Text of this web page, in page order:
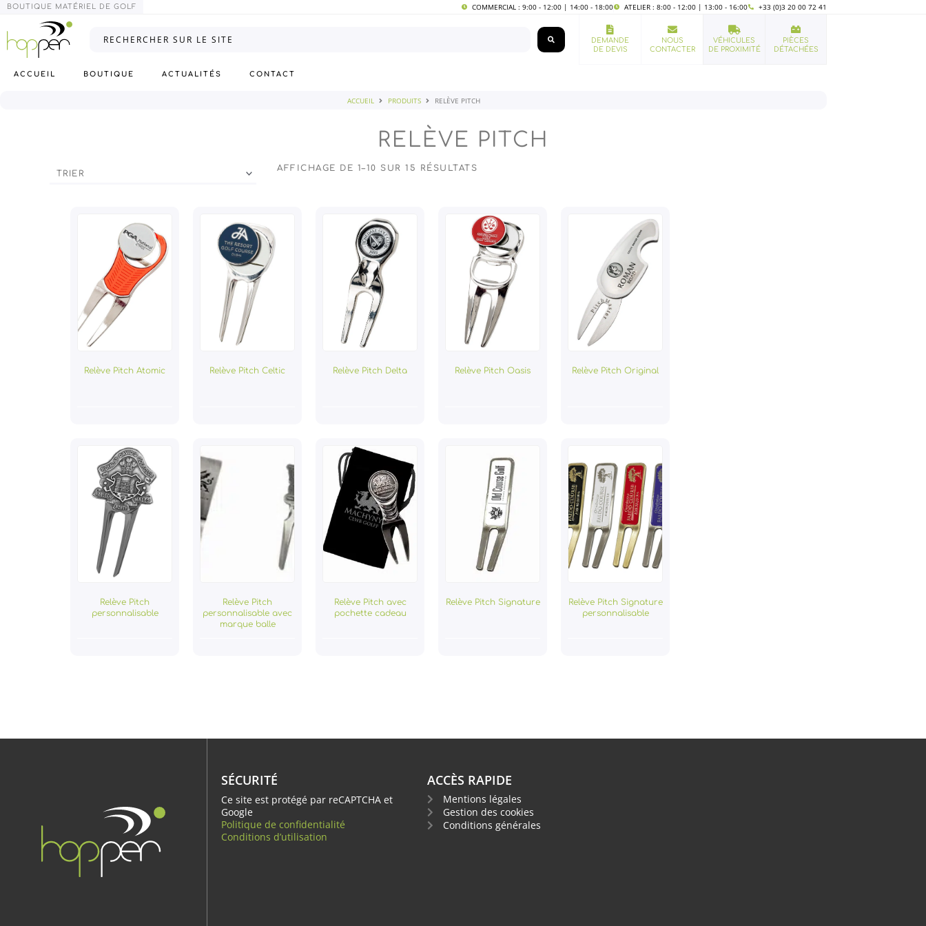
Aller
BOUTIQUE MATÉRIEL DE GOLF COMMERCIAL : 9:00 - 12:00 | 14:00 - 18:00 ATELIER : 8:00 - 12:00 | 13:00 - 16:00 +33 (0)3 20 00 72 41
DEMANDE
DE DEVIS
NOUS
CONTACTER
VÉHICULES
DE PROXIMITÉ
PIÈCES
DÉTACHÉES
ACCUEIL BOUTIQUE ACTUALITÉS CONTACT
ACCUEIL PRODUITS RELÈVE PITCH
RELÈVE PITCH
AFFICHAGE DE 1–10 SUR 15 RÉSULTATS
Relève Pitch Atomic Relève Pitch Celtic Relève Pitch Delta Relève Pitch Oasis Relève Pitch Original
Relève Pitch
personnalisable
Relève Pitch
personnalisable avec
marque balle
Relève Pitch avec
pochette cadeau
Relève Pitch Signature
Relève Pitch Signature
personnalisable
SÉCURITÉ
Ce site est protégé par reCAPTCHA et
Google
Politique de confidentialité
Conditions d’utilisation
ACCÈS RAPIDE
Mentions légales
Gestion des cookies
Conditions générales